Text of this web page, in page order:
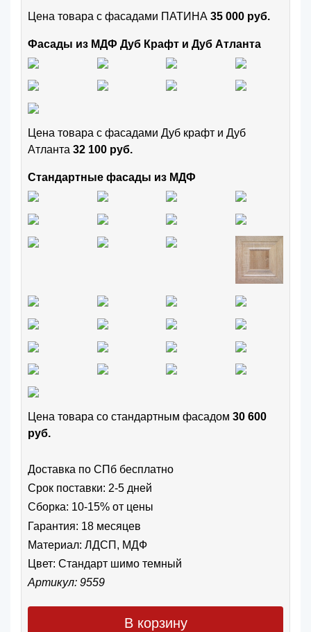
Цена товара с фасадами ПАТИНА 35 000 руб.
Фасады из МДФ Дуб Крафт и Дуб Атланта
Цена товара с фасадами Дуб крафт и Дуб
Атланта 32 100 руб.
Стандартные фасады из МДФ
Цена товара cо стандартным фасадом 30 600
руб.
Доставка по СПб бесплатно
Срок поставки: 2-5 дней
Сборка: 10-15% от цены
Гарантия: 18 месяцев
Материал: ЛДСП, МДФ
Цвет: Стандарт шимо темный
Артикул: 9559
В корзину